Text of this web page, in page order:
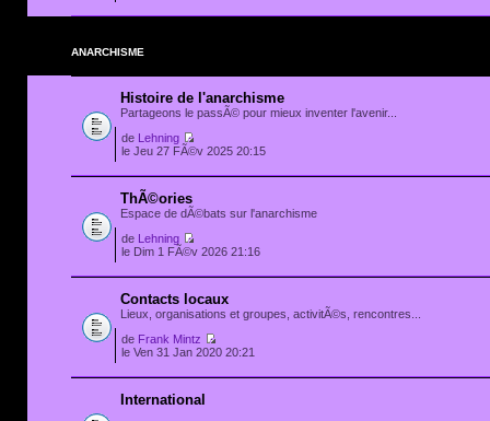
ANARCHISME
Histoire de l'anarchisme
Partageons le passÃ© pour mieux inventer l'avenir...
de
Lehning
le Jeu 27 FÃ©v 2025 20:15
ThÃ©ories
Espace de dÃ©bats sur l'anarchisme
de
Lehning
le Dim 1 FÃ©v 2026 21:16
Contacts locaux
Lieux, organisations et groupes, activitÃ©s, rencontres...
de Frank Mintz
le Ven 31 Jan 2020 20:21
International